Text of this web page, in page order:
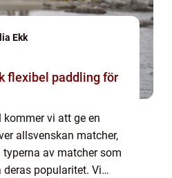
Ekk
kommer vi att ge en
allsvenskan matcher,
typerna av matcher som
popularitet. Vi